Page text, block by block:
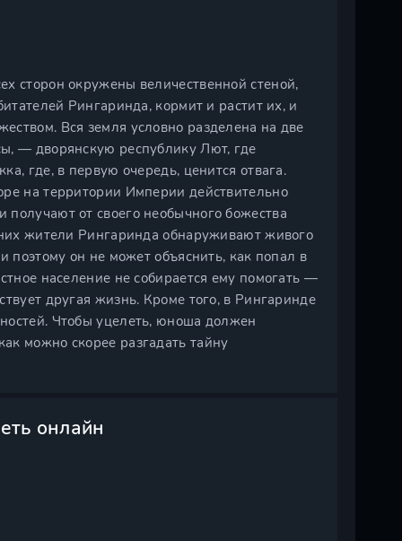
сторон окружены величественной стеной,
Рингаринда, кормит и растит их, и
Вся земля условно разделена на две
— дворянскую республику Лют, где
где, в первую очередь, ценится отвага.
на территории Империи действительно
от своего необычного божества
жители Рингаринда обнаруживают живого
он не может объяснить, как попал в
население не собирается ему помогать —
другая жизнь. Кроме того, в Рингаринде
Чтобы уцелеть, юноша должен
можно скорее разгадать тайну
онлайн